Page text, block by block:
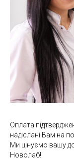
Оплата
надіслані Вам на
Ми цінуємо вашу
Новолаб!